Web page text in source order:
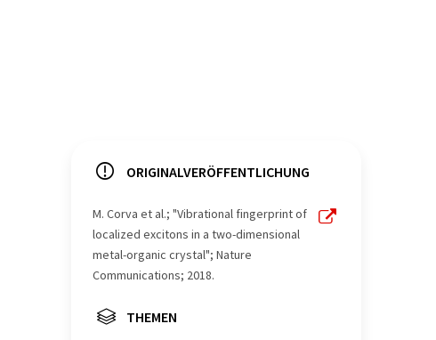
ORIGINALVERÖFFENTLICHUNG
M. Corva et al.; "Vibrational fingerprint of
localized excitons in a two-dimensional
metal-organic crystal"; Nature
Communications; 2018.
THEMEN